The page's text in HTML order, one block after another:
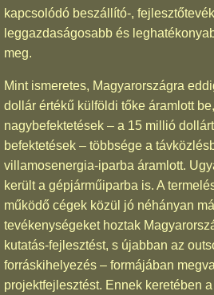
kapcsolódó beszállító-,
leggazdaságosabb és
meg.
Mint ismeretes, Magyarországra
dollár értékű külföldi tőke áramlott
nagybefektetések – a 15 millió
befektetések – többsége a
villamosenergia-iparba áramlott.
került a gépjárműiparba is. A
működő cégek közül jó néhányan
tevékenységeket hoztak
kutatás-fejlesztést, s újabban az
forráskihelyezés – formájában
projektfejlesztést. Ennek keretében